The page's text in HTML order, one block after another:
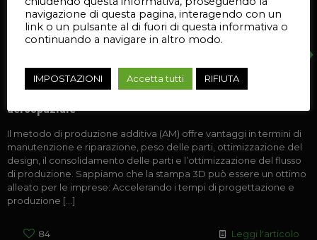
95 Leggi l'articolo
Caso Studio 3D Systems: la stampa in 3D nell’industria
aerospaziale
Il metodo di produzione additiva (AM) offre vantaggi in termini di
manutenzione e riparazione, peso delle parti, ottimizzazione del
design, il consolidamento delle parti e l’ottimizzazione del flusso
di produzione. Sappiamo che la stampa 3D può essere un ottimo
alleato per le imprese: Accelerando i tempi di progettazione e
produzione […]
84 Leggi l'articolo
navigazione di questa pagina, interagendo con un
link o un pulsante al di fuori di questa informativa o
continuando a navigare in altro modo.
IMPOSTAZIONI Accetta tutti RIFIUTA